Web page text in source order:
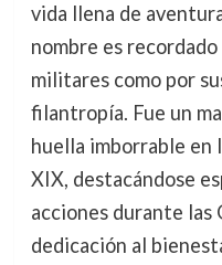
vida llena de
nombre es
militares como por
filantropía. Fue un
huella imborrable en
XIX, destacándose
acciones durante las
dedicación al